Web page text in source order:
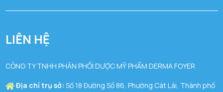
LIÊN HỆ
CÔNG TY TNHH PHÂN PHỐI DƯỢC MỸ PHẨM DERMA FOYER
Địa chỉ trụ sở: Số 18 Đường Số 86, Phường Cát Lái, Thành phố